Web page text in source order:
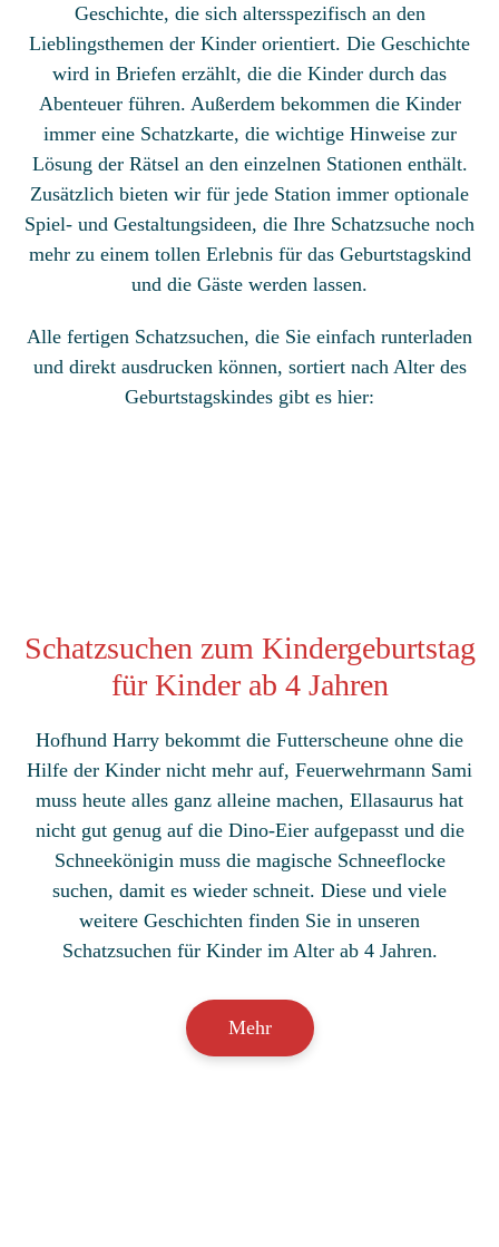
Geschichte, die sich altersspezifisch an den
Lieblingsthemen der Kinder orientiert. Die Geschichte
wird in Briefen erzählt, die die Kinder durch das
Abenteuer führen. Außerdem bekommen die Kinder
immer eine Schatzkarte, die wichtige Hinweise zur
Lösung der Rätsel an den einzelnen Stationen enthält.
Zusätzlich bieten wir für jede Station immer optionale
Spiel- und Gestaltungsideen, die Ihre Schatzsuche noch
mehr zu einem tollen Erlebnis für das Geburtstagskind
und die Gäste werden lassen.
Alle fertigen Schatzsuchen, die Sie einfach runterladen
und direkt ausdrucken können, sortiert nach Alter des
Geburtstagskindes gibt es hier:
Schatzsuchen zum Kindergeburtstag
für Kinder ab 4 Jahren
Hofhund Harry bekommt die Futterscheune ohne die
Hilfe der Kinder nicht mehr auf, Feuerwehrmann Sami
muss heute alles ganz alleine machen, Ellasaurus hat
nicht gut genug auf die Dino-Eier aufgepasst und die
Schneekönigin muss die magische Schneeflocke
suchen, damit es wieder schneit. Diese und viele
weitere Geschichten finden Sie in unseren
Schatzsuchen für Kinder im Alter ab 4 Jahren.
Mehr